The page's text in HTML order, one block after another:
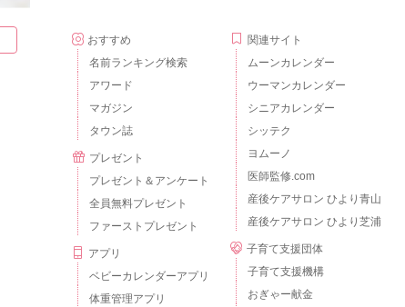
おすすめ
名前ランキング検索
アワード
マガジン
タウン誌
プレゼント
プレゼント＆アンケート
全員無料プレゼント
ファーストプレゼント
アプリ
ベビーカレンダーアプリ
体重管理アプリ
関連サイト
ムーンカレンダー
ウーマンカレンダー
シニアカレンダー
シッテク
ヨムーノ
医師監修.com
産後ケアサロン ひより青山
産後ケアサロン ひより芝浦
子育て支援団体
子育て支援機構
おぎゃー献金